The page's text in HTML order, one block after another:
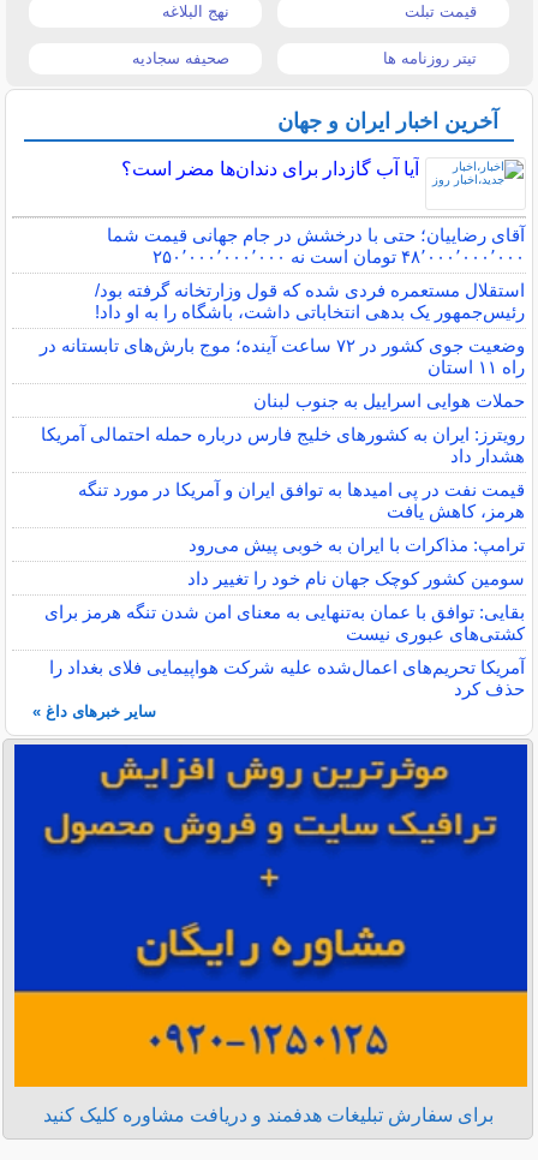
قیمت تبلت نهج البلاغه
تیتر روزنامه ها صحیفه سجادیه
آخرین اخبار ایران و جهان
آیا آب گازدار برای دندان‌ها مضر است؟
آقای رضاییان؛ حتی با درخشش در جام جهانی قیمت شما
۴۸٬۰۰۰٬۰۰۰٬۰۰۰ تومان است نه ۲۵۰٬۰۰۰٬۰۰۰٬۰۰۰
استقلال مستعمره فردی شده که قول وزارتخانه گرفته بود/
رئیس‌جمهور یک بدهی انتخاباتی داشت، باشگاه را به او داد!
وضعیت جوی کشور در ۷۲ ساعت آینده؛ موج بارش‌های تابستانه در
راه ۱۱ استان
حملات هوایی اسراییل به جنوب لبنان
رویترز: ایران به کشورهای خلیج فارس درباره حمله احتمالی آمریکا
هشدار داد
قیمت نفت در پی امیدها به توافق ایران و آمریکا در مورد تنگه
هرمز، کاهش یافت
ترامپ: مذاکرات با ایران به خوبی پیش می‌رود
سومین کشور کوچک جهان نام خود را تغییر داد
بقایی: توافق با عمان به‌تنهایی به معنای امن شدن تنگه هرمز برای
کشتی‌های عبوری نیست
آمریکا تحریم‌های اعمال‌شده علیه شرکت هواپیمایی فلای بغداد را
حذف کرد
سایر خبرهای داغ »
برای سفارش تبلیغات هدفمند و دریافت مشاوره کلیک کنید